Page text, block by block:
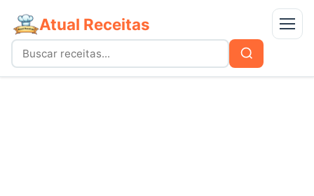
Atual Receitas Menu
Buscar
por:
Buscar